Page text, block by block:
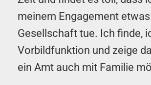
meinem Engagement
Gesellschaft tue. Ich finde,
Vorbildfunktion und zeige
ein Amt auch mit Familie